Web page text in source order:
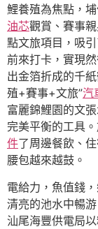
鯉養殖為焦點，
油芯觀賞、賽事
點文旅項目，吸
前來打卡，實現
出金箔折成的千
殖+賽事+文旅”汽
富麗錦鯉園的文
完美平衡的工具
件了周邊餐飲、
腰包越來越鼓。
電給力，魚值錢
清亮的池水中暢
汕尾海豐供電局